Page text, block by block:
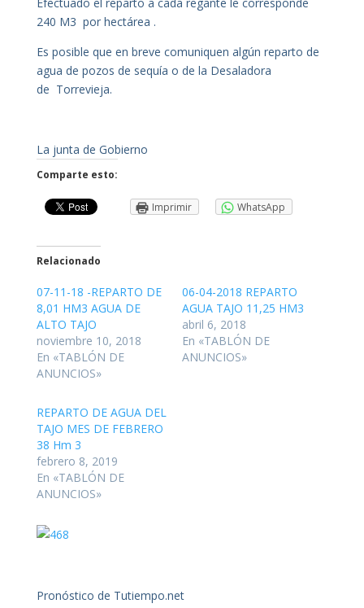
240 M3 por hectárea .
Es posible que en breve comuniquen algún reparto de
agua de pozos de sequía o de la Desaladora
de Torrevieja.
La junta de Gobierno
Comparte esto:
Imprimir WhatsApp
Relacionado
07-11-18 -REPARTO DE
8,01 HM3 AGUA DE
ALTO TAJO
noviembre 10, 2018
En «TABLÓN DE
ANUNCIOS»
06-04-2018 REPARTO
AGUA TAJO 11,25 HM3
abril 6, 2018
En «TABLÓN DE
ANUNCIOS»
REPARTO DE AGUA DEL
TAJO MES DE FEBRERO
38 Hm 3
febrero 8, 2019
En «TABLÓN DE
ANUNCIOS»
Pronóstico de Tutiempo.net